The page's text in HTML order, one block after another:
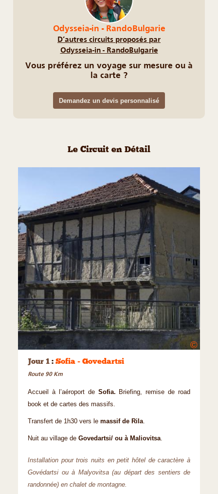
Odysseia-in - RandoBulgarie
D’autres circuits proposés par
Odysseia-in - RandoBulgarie
Vous préférez un voyage sur mesure ou à
la carte ?
Demandez un devis personnalisé
Le Circuit en Détail
©
Jour 1 : Sofia - Govedartsi
Route 90 Km
Accueil à l’aéroport de Sofia.
Briefing, remise de road
book et de cartes des massifs.
Transfert de 1h30 vers le massif de Rila.
Nuit au village de Govedartsi/ ou à Maliovitsa.
Installation pour trois nuits en petit hôtel de caractère à
Govédartsi ou à Malyovitsa (au départ des sentiers de
randonnée) en chalet de montagne.